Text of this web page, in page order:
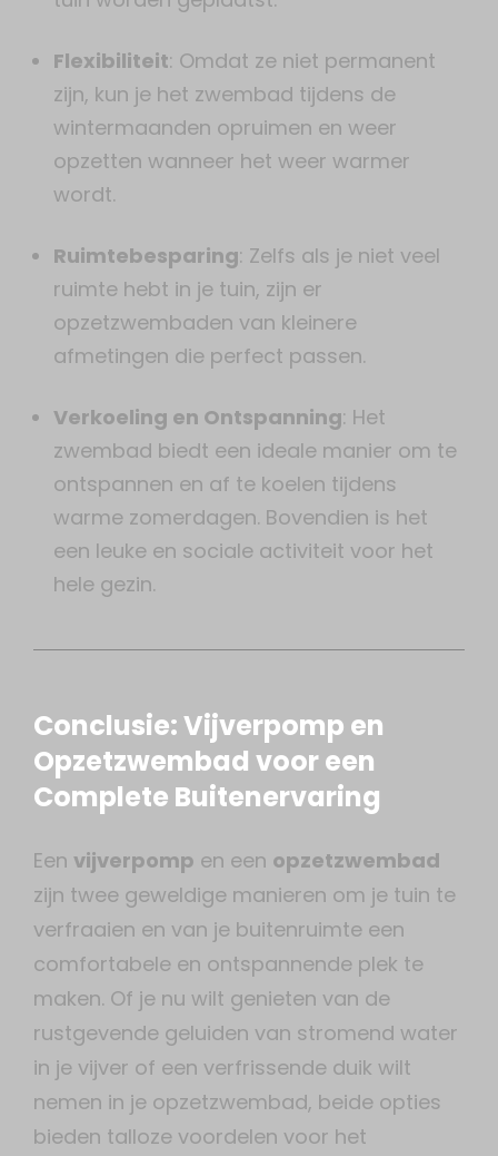
Flexibiliteit: Omdat ze niet permanent
zijn, kun je het zwembad tijdens de
wintermaanden opruimen en weer
opzetten wanneer het weer warmer
wordt.
Ruimtebesparing: Zelfs als je niet veel
ruimte hebt in je tuin, zijn er
opzetzwembaden van kleinere
afmetingen die perfect passen.
Verkoeling en Ontspanning: Het
zwembad biedt een ideale manier om te
ontspannen en af te koelen tijdens
warme zomerdagen. Bovendien is het
een leuke en sociale activiteit voor het
hele gezin.
Conclusie: Vijverpomp en
Opzetzwembad voor een
Complete Buitenervaring
Een vijverpomp en een opzetzwembad
zijn twee geweldige manieren om je tuin te
verfraaien en van je buitenruimte een
comfortabele en ontspannende plek te
maken. Of je nu wilt genieten van de
rustgevende geluiden van stromend water
in je vijver of een verfrissende duik wilt
nemen in je opzetzwembad, beide opties
bieden talloze voordelen voor het